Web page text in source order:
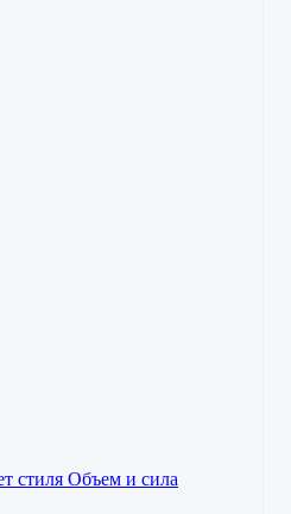
стиля Объем и сила